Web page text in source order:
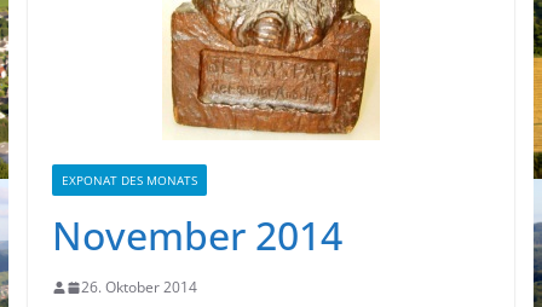
EXPONAT DES MONATS
November 2014
26. Oktober 2014